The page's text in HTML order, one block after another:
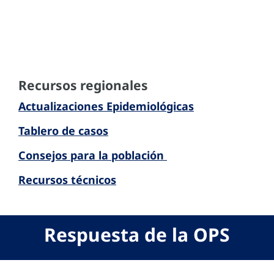
Recursos regionales
Actualizaciones Epidemiológicas
Tablero de casos
Consejos para la población
Recursos técnicos
Respuesta de la OPS